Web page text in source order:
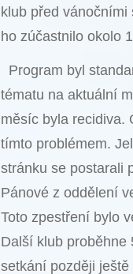
klub před
ho zúčastnilo okolo
Program byl
tématu na aktuální
měsíc byla recidiva.
tímto problémem.
stránku se postarali
Pánové z oddělení
Toto zpestření bylo
Další klub proběhne
setkání později